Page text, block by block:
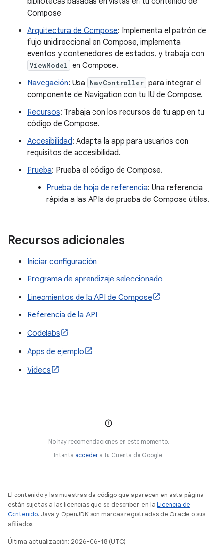
Compose.
Arquitectura de Compose: Implementa el patrón de
flujo unidireccional en Compose, implementa
eventos y contenedores de estados, y trabaja con
ViewModel en Compose.
Navegación: Usa NavController para integrar el
componente de Navigation con tu IU de Compose.
Recursos: Trabaja con los recursos de tu app en tu
código de Compose.
Accesibilidad: Adapta la app para usuarios con
requisitos de accesibilidad.
Prueba: Prueba el código de Compose.
Prueba de hoja de referencia: Una referencia
rápida a las APIs de prueba de Compose útiles.
Recursos adicionales
Iniciar configuración
Programa de aprendizaje seleccionado
Lineamientos de la API de Compose
Referencia de la API
Codelabs
Apps de ejemplo
Videos
No hay recomendaciones en este momento.
Intenta accedera tu Cuenta de Google.
El contenido y las muestras de código que aparecen en esta página
están sujetas a las licencias que se describen en la Licencia de
Contenido. Java y OpenJDK son marcas registradas de Oracle o sus
afiliados.
Última actualización: 2026-06-18 (UTC)